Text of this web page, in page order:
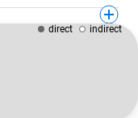
direct indirect